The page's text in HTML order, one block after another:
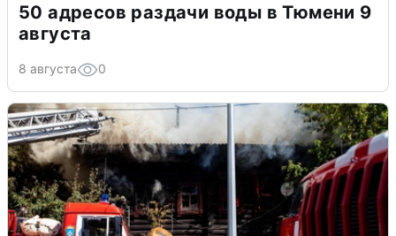
50 адресов раздачи воды в Тюмени 9
августа
8 августа 0